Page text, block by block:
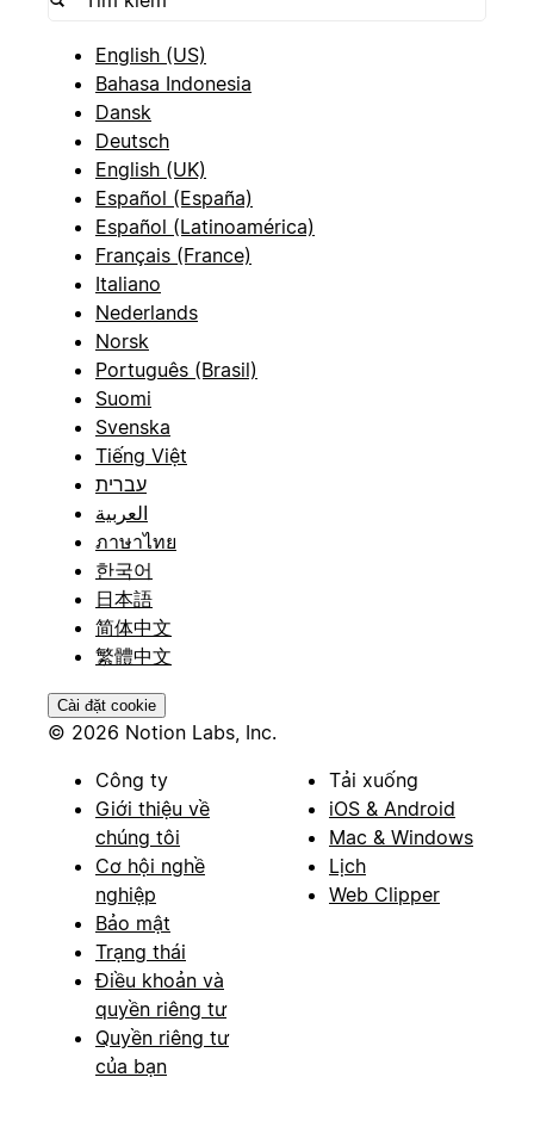
English (US)
Bahasa Indonesia
Dansk
Deutsch
English (UK)
Español (España)
Español (Latinoamérica)
Français (France)
Italiano
Nederlands
Norsk
Português (Brasil)
Suomi
Svenska
Tiếng Việt
עברית
العربية
ภาษาไทย
한국어
日本語
简体中文
繁體中文
Cài đặt cookie
© 2026 Notion Labs, Inc.
Công ty
Giới thiệu về
chúng tôi
Cơ hội nghề
nghiệp
Bảo mật
Trạng thái
Điều khoản và
quyền riêng tư
Quyền riêng tư
của bạn
Tải xuống
iOS & Android
Mac & Windows
Lịch
Web Clipper